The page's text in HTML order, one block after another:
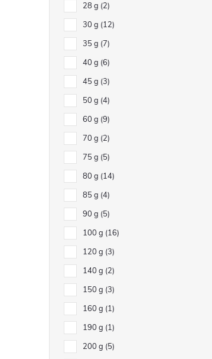
28 g 2
30 g 12
35 g 7
40 g 6
45 g 3
50 g 4
60 g 9
70 g 2
75 g 5
80 g 14
85 g 4
90 g 5
100 g 16
120 g 3
140 g 2
150 g 3
160 g 1
190 g 1
200 g 5